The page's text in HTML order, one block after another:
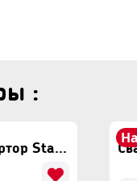
:
Сварочный инвертор Start Pro SPI-250D
На